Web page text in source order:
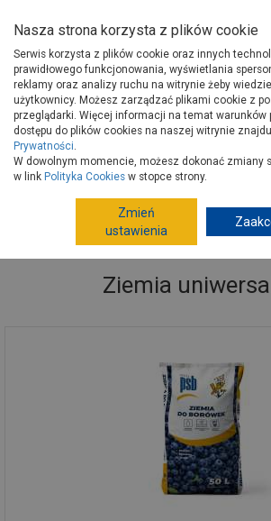
Strona główna Wokół domu
Ogród, hobby
Uprawa, pielęgnacja roślin
Ziemia
Ziemia
Nasza strona korzysta z plików cookie
Serwis korzysta z plików cookie oraz innych
prawidłowego funkcjonowania, wyświetlania
reklamy oraz analizy ruchu na witrynie żeby
użytkownicy. Możesz zarządzać plikami cookie z
przeglądarki. Więcej informacji na temat warunków
dostępu do plików cookies na naszej witrynie
Prywatności.
W dowolnym momencie, możesz dokonać zmiany
w link Polityka Cookies w stopce strony.
Zmień
ustawienia